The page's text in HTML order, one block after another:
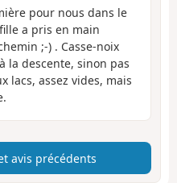
pour nous dans le
a pris en main
;-) . Casse-noix
la descente, sinon pas
lacs, assez vides, mais
avis précédents